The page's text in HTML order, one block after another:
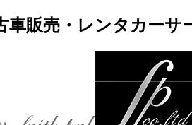
車販売・レンタカーサ